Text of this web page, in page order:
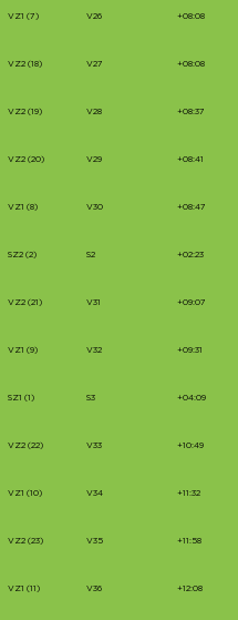
VZ1 (7) V26 +08:08
VZ2 (18) V27 +08:08
VZ2 (19) V28 +08:37
VZ2 (20) V29 +08:41
VZ1 (8) V30 +08:47
SZ2 (2) S2 +02:23
VZ2 (21) V31 +09:07
VZ1 (9) V32 +09:31
SZ1 (1) S3 +04:09
VZ2 (22) V33 +10:49
VZ1 (10) V34 +11:32
VZ2 (23) V35 +11:58
VZ1 (11) V36 +12:08